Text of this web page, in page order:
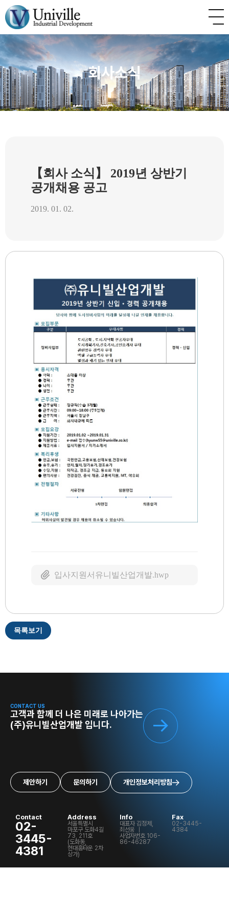
회사소식
【회사 소식】 2019년 상반기
공개채용 공고
2019. 01. 02.
입사지원서유니빌산업개발.hwp
목록보기
CONTACT US
고객과 함께 더 나은 미래로 나아가는
(주)유니빌산업개발 입니다.
제안하기 문의하기 개인정보처리방침
Contact
02-
3445-
4381
Address
서울특별시
마포구 도화4길
73, 211호
(도화동,
현대홈타운 2차
상가)
Info
대표자 김정제,
최선웅 ㅣ
사업자번호 106-
86-46287
Fax
02-3445-
4384